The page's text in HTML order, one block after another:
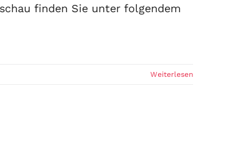
finden Sie unter folgendem
Weiterlesen